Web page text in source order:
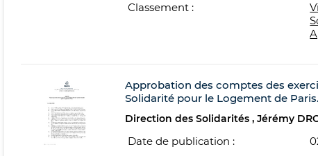
Classement :
Approbation des comptes des
Solidarité pour le Logement de Paris.
Direction des Solidarités Jérémy
Date de publication :